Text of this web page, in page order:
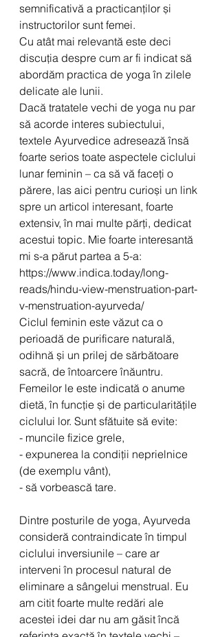
semnificativă a practicanților și
instructorilor sunt femei.
Cu atât mai relevantă este deci
discuția despre cum ar fi indicat să
abordăm practica de yoga în zilele
delicate ale lunii.
Dacă tratatele vechi de yoga nu par
să acorde interes subiectului,
textele Ayurvedice adresează însă
foarte serios toate aspectele ciclului
lunar feminin – ca să vă faceți o
părere, las aici pentru curioși un link
spre un articol interesant, foarte
extensiv, în mai multe părți, dedicat
acestui topic. Mie foarte interesantă
mi s-a părut partea a 5-a:
https://www.indica.today/long-
reads/hindu-view-menstruation-part-
v-menstruation-ayurveda/
Ciclul feminin este văzut ca o
perioadă de purificare naturală,
odihnă și un prilej de sărbătoare
sacră, de întoarcere înăuntru.
Femeilor le este indicată o anume
dietă, în funcție și de particularitățile
ciclului lor. Sunt sfătuite să evite:
- muncile fizice grele,
- expunerea la condiții neprielnice
(de exemplu vânt),
- să vorbească tare.
Dintre posturile de yoga, Ayurveda
consideră contraindicate în timpul
ciclului inversiunile – care ar
interveni în procesul natural de
eliminare a sângelui menstrual. Eu
am citit foarte multe redări ale
acestei idei dar nu am găsit încă